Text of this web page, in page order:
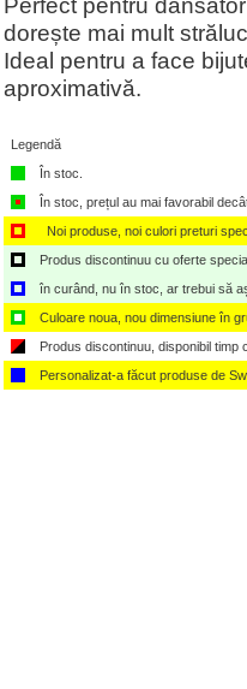
dorește mai mult
Ideal pentru a face
aproximativă.
Legendă
În stoc.
În stoc, prețul au mai favorabil
Noi produse, noi culori preturi
Produs discontinuu cu oferte
în curând, nu în stoc, ar trebui să
Culoare noua, nou dimensiune în
Produs discontinuu, disponibil timp
Personalizat-a făcut produse de